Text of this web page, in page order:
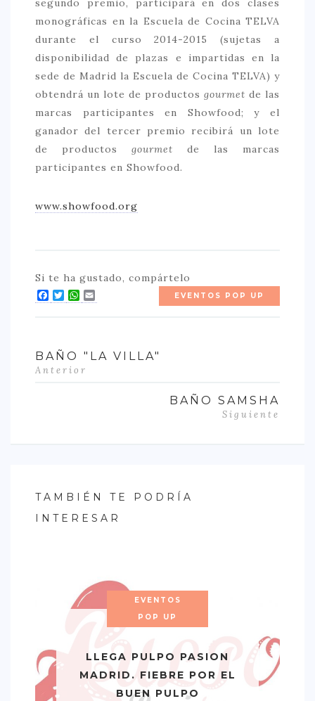
segundo premio, participará en dos clases
monográficas en la Escuela de Cocina TELVA
durante el curso 2014-2015 (sujetas a
disponibilidad de plazas e impartidas en la
sede de Madrid la Escuela de Cocina TELVA) y
obtendrá un lote de productos gourmet de las
marcas participantes en Showfood; y el
ganador del tercer premio recibirá un lote
de productos gourmet de las marcas
participantes en Showfood.
www.showfood.org
Si te ha gustado, compártelo
Facebook
Twitter
WhatsApp EVENTOS POP UP
BAÑO "LA VILLA"
Anterior
BAÑO SAMSHA
Siguiente
TAMBIÉN TE PODRÍA
INTERESAR
EVENTOS
POP UP
LLEGA PULPO PASION
MADRID. FIEBRE POR EL
BUEN PULPO